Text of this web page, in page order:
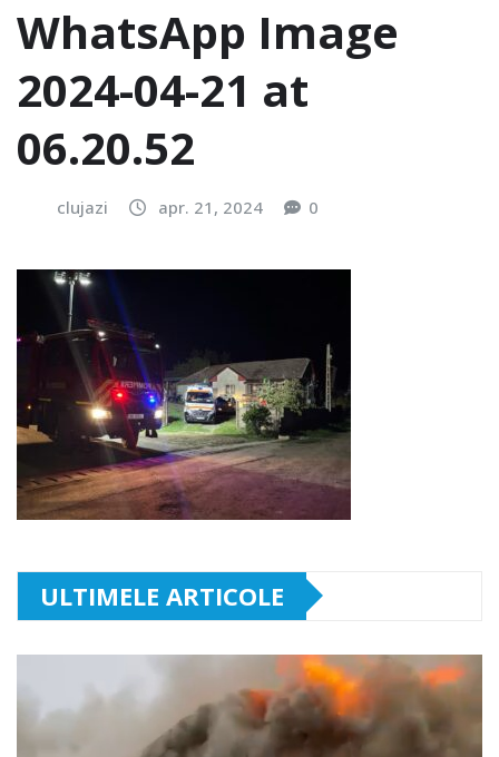
WhatsApp Image
2024-04-21 at
06.20.52
clujazi apr. 21, 2024 0
ULTIMELE ARTICOLE